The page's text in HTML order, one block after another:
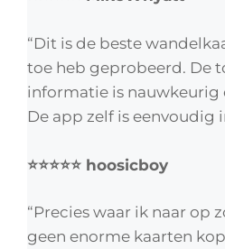
“Dit is de beste
toe heb geprobeerd. De
informatie is nauwkeurig
De app zelf is eenvoudig
⭐⭐⭐⭐⭐ hoosicboy
“Precies waar ik naar op
geen enorme kaarten